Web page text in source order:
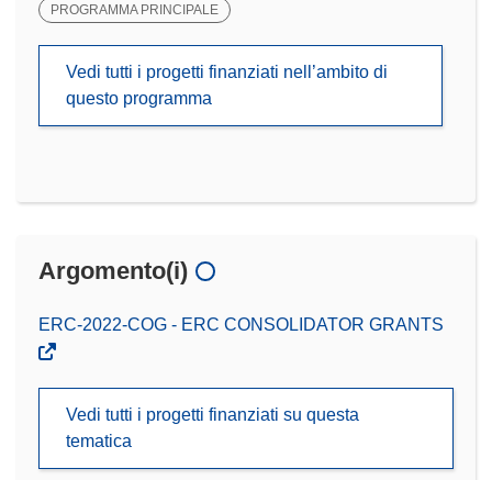
PROGRAMMA PRINCIPALE
Vedi tutti i progetti finanziati nell’ambito di
questo programma
Argomento(i)
ERC-2022-COG - ERC CONSOLIDATOR GRANTS
Vedi tutti i progetti finanziati su questa
tematica